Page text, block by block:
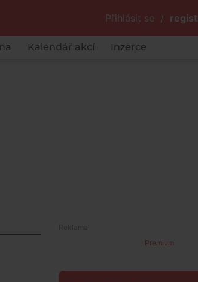
Přihlásit se /
Kalendář akcí Inzerce
Premium